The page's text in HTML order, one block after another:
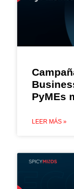
PyMEs
LEER MÁS »